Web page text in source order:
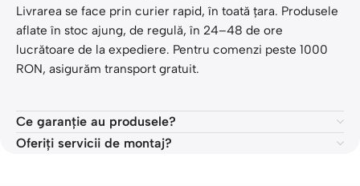
Livrarea se face prin curier rapid, în toată țara. Produsele
aflate în stoc ajung, de regulă, în 24–48 de ore
lucrătoare de la expediere. Pentru comenzi peste 1000
RON, asigurăm transport gratuit.
Ce garanție au produsele?
Oferiți servicii de montaj?